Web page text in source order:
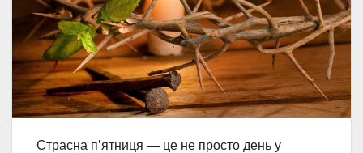
Страсна п’ятниця — це не просто день у